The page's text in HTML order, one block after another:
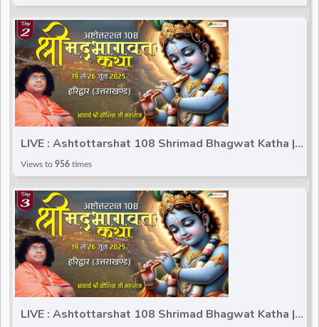
LIVE : Ashtottarshat 108 Shrimad Bhagwat Katha |
Kaushik Ji Maharaj | Haridwar (Uttarakhand) | Day 2
Views to 956 times
LIVE : Ashtottarshat 108 Shrimad Bhagwat Katha |